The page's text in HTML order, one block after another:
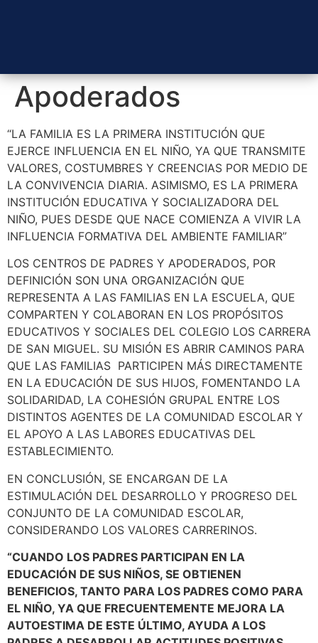
Apoderados
“LA FAMILIA ES LA PRIMERA INSTITUCIÓN QUE
EJERCE INFLUENCIA EN EL NIÑO, YA QUE TRANSMITE
VALORES, COSTUMBRES Y CREENCIAS POR MEDIO DE
LA CONVIVENCIA DIARIA. ASIMISMO, ES LA PRIMERA
INSTITUCIÓN EDUCATIVA Y SOCIALIZADORA DEL
NIÑO, PUES DESDE QUE NACE COMIENZA A VIVIR LA
INFLUENCIA FORMATIVA DEL AMBIENTE FAMILIAR”
LOS CENTROS DE PADRES Y APODERADOS, POR
DEFINICIÓN SON UNA ORGANIZACIÓN QUE
REPRESENTA A LAS FAMILIAS EN LA ESCUELA, QUE
COMPARTEN Y COLABORAN EN LOS PROPÓSITOS
EDUCATIVOS Y SOCIALES DEL COLEGIO LOS CARRERA
DE SAN MIGUEL. SU MISIÓN ES ABRIR CAMINOS PARA
QUE LAS FAMILIAS PARTICIPEN MÁS DIRECTAMENTE
EN LA EDUCACIÓN DE SUS HIJOS, FOMENTANDO LA
SOLIDARIDAD, LA COHESIÓN GRUPAL ENTRE LOS
DISTINTOS AGENTES DE LA COMUNIDAD ESCOLAR Y
EL APOYO A LAS LABORES EDUCATIVAS DEL
ESTABLECIMIENTO.
EN CONCLUSIÓN, SE ENCARGAN DE LA
ESTIMULACIÓN DEL DESARROLLO Y PROGRESO DEL
CONJUNTO DE LA COMUNIDAD ESCOLAR,
CONSIDERANDO LOS VALORES CARRERINOS.
“CUANDO LOS PADRES PARTICIPAN EN LA
EDUCACIÓN DE SUS NIÑOS, SE OBTIENEN
BENEFICIOS, TANTO PARA LOS PADRES COMO PARA
EL NIÑO, YA QUE FRECUENTEMENTE MEJORA LA
AUTOESTIMA DE ESTE ÚLTIMO, AYUDA A LOS